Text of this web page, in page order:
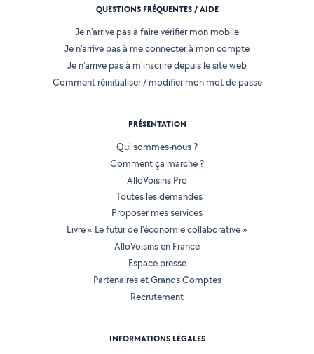
QUESTIONS FRÉQUENTES / AIDE
Je n'arrive pas à faire vérifier mon mobile
Je n'arrive pas à me connecter à mon compte
Je n'arrive pas à m'inscrire depuis le site web
Comment réinitialiser / modifier mon mot de passe
PRÉSENTATION
Qui sommes-nous ?
Comment ça marche ?
AlloVoisins Pro
Toutes les demandes
Proposer mes services
Livre « Le futur de l'économie collaborative »
AlloVoisins en France
Espace presse
Partenaires et Grands Comptes
Recrutement
INFORMATIONS LÉGALES